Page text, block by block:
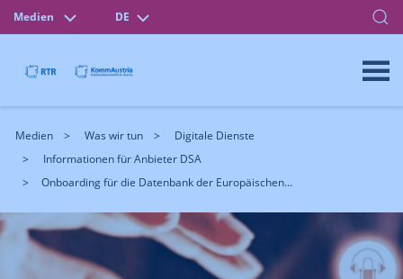
Medien DE
Medien Was wir tun
Digitale Dienste
Informationen für Anbieter DSA
Onboarding für die Datenbank der Europäischen...